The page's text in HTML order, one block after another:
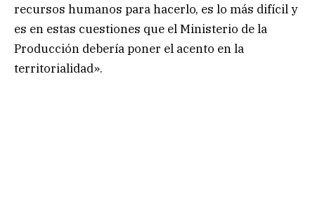
recursos humanos para hacerlo, es lo más difícil y
es en estas cuestiones que el Ministerio de la
Producción debería poner el acento en la
territorialidad».